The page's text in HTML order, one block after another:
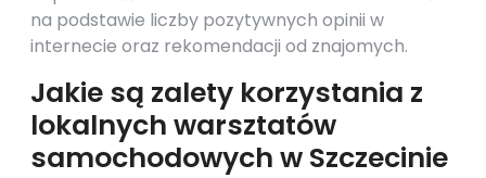
na podstawie liczby pozytywnych opinii w
internecie oraz rekomendacji od znajomych.
Jakie są zalety korzystania z
lokalnych warsztatów
samochodowych w Szczecinie